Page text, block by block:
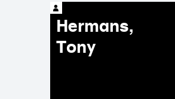
Hermans,
Tony